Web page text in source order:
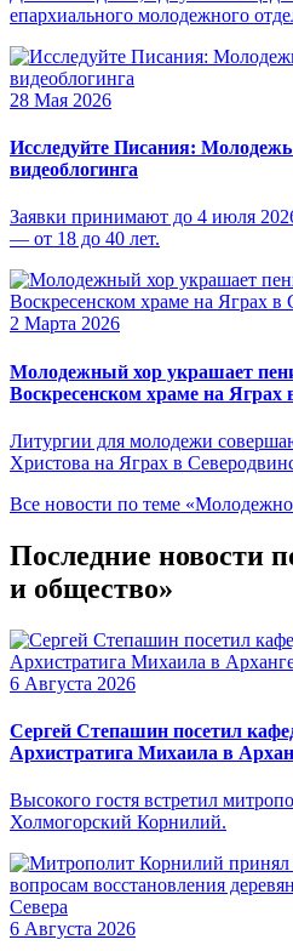
епархиального молодежного
28 Мая 2026
Исследуйте Писания:
видеоблогинга
Заявки принимают до 4 июля
— от 18 до 40 лет.
2 Марта 2026
Молодежный хор украшает
Воскресенском храме на Яграх
Литургии для молодежи
Христова на Яграх в
Все новости по теме
Последние новости
и общество»
6 Августа 2026
Сергей Степашин посетил
Архистратига Михаила в
Высокого гостя встретил
Холмогорский Корнилий.
6 Августа 2026